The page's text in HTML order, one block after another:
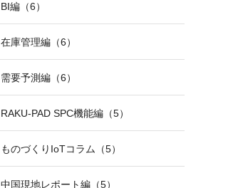
BI編（6）
在庫管理編（6）
需要予測編（6）
RAKU-PAD SPC機能編（5）
ものづくりIoTコラム（5）
中国現地レポート編（5）